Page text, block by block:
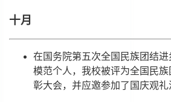
十月
在国务院第五次全国民族团结
模范个人，我校被评为全国民
彰大会，并应邀参加了国庆观礼